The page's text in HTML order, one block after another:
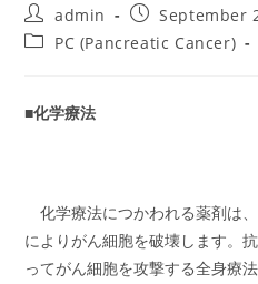
Post
author:
admin
Post
published:
September
PostPC (Pancreatic Cancer)
■化学療法
化学療法につかわれる薬剤は
によりがん細胞を破壊します。
ってがん細胞を攻撃する全身療